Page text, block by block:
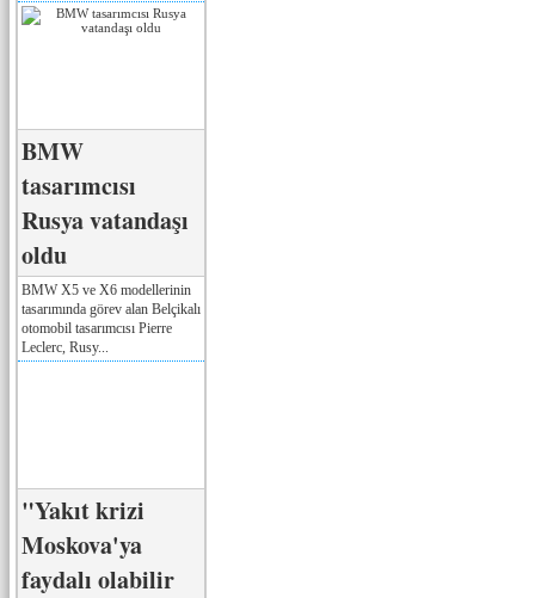
BMW
tasarımcısı
Rusya vatandaşı
oldu
BMW X5 ve X6 modellerinin
tasarımında görev alan Belçikalı
otomobil tasarımcısı Pierre
Leclerc, Rusy...
"Yakıt krizi
Moskova'ya
faydalı olabilir